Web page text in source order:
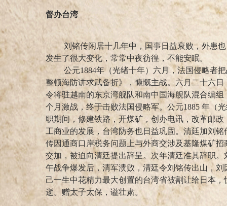
督办台湾
刘铭传闲居十几年中，国事日益衰败，外患也
发生了很大变化，常常中夜彷徨，不能安眠。
公元1884年（光绪十年）六月，法国侵略者把
整顿海防讲求武备折》，慷慨主战。六月二十六
令将驻越南的东京湾舰队和南中国海舰队混合编
个月激战，终于击败法国侵略军。公元1885 年（
职期间，修建铁路，开煤矿，创办电讯，改革邮
工商业的发展，台湾防务也日益巩固。清廷加刘
传因通商口岸税务问题上与外商交涉及基隆煤矿
交加，被迫向清廷提出辞呈。次年清廷准其辞职
午战争爆发后，清军溃败，清廷令刘铭传出山，
己一生中花精力最大创置的台湾省被割让给日本
逝。赠太子太保，谥壮肃。